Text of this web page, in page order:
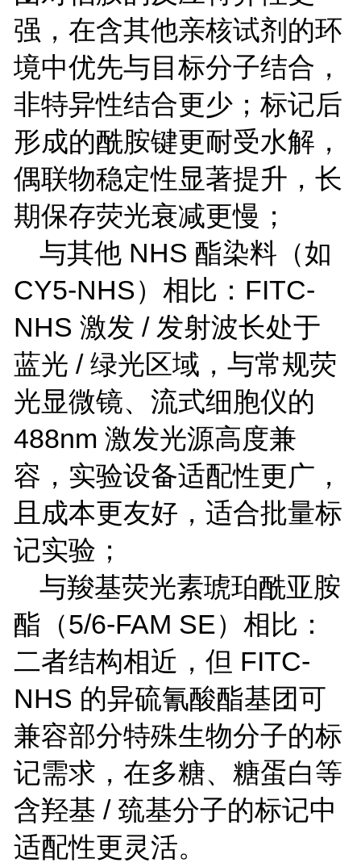
强，在含其他亲核试剂的环
境中优先与目标分子结合，
非特异性结合更少；标记后
形成的酰胺键更耐受水解，
偶联物稳定性显著提升，长
期保存荧光衰减更慢；
与其他 NHS 酯染料（如
CY5-NHS）相比： FITC-
NHS 激发 / 发射波长处于
蓝光 / 绿光区域，与常规荧
光显微镜、流式细胞仪的
488nm 激发光源高度兼
容，实验设备适配性更广，
且成本更友好，适合批量标
记实验；
与羧基荧光素琥珀酰亚胺
酯（5/6-FAM SE）相比：
二者结构相近，但 FITC-
NHS 的异硫氰酸酯基团可
兼容部分特殊生物分子的标
记需求，在多糖、糖蛋白等
含羟基 / 巯基分子的标记中
适配性更灵活。